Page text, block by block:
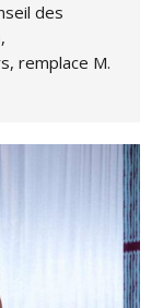
des
remplace M.